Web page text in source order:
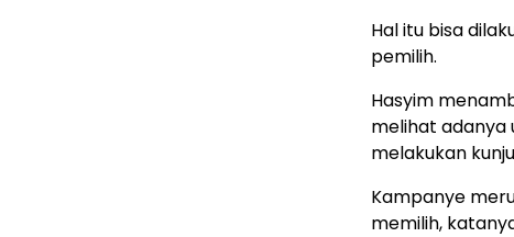
Hal itu bisa
pemilih.
Hasyim
melihat adanya
melakukan
Kampanye
memilih,